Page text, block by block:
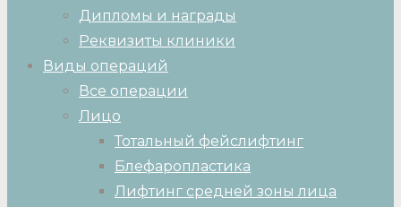
Дипломы и награды
Реквизиты клиники
Виды операций
Все операции
Лицо
Тотальный фейслифтинг
Блефаропластика
Лифтинг средней зоны лица